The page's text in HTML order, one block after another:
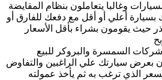
وغالبا يتعاملون بنظام المقايضة
بسيارة أعلي أو أقل مع دفعك للفارق أو
حيث يقومون بشراء بأقل الأسعار
السمسرة والبروكر للبيع
بعرض سيارتك علي الراغبين والتفاوض
الذي ترغب به ثم يأخذ عمولته